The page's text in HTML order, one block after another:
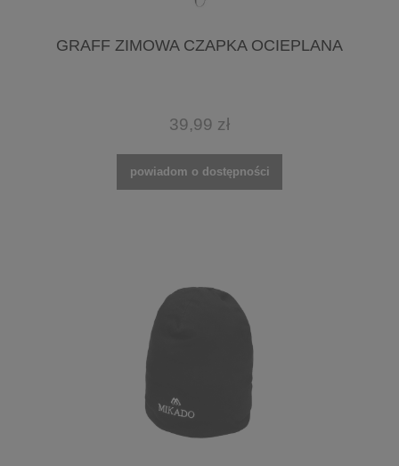
GRAFF ZIMOWA CZAPKA OCIEPLANA
39,99 zł
powiadom o dostępności